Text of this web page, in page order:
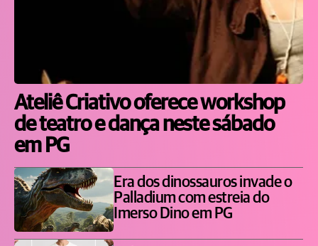
Ateliê Criativo oferece workshop
de teatro e dança neste sábado
em PG
Era dos dinossauros invade o
Palladium com estreia do
Imerso Dino em PG